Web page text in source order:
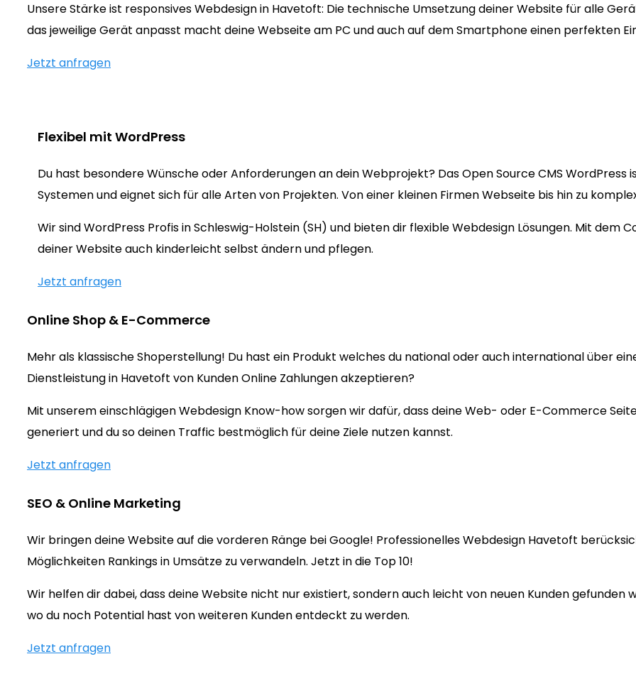
Unsere Stärke ist responsives Webdesign in Havetoft: Die technische Umsetzung deiner Website für alle
das jeweilige Gerät anpasst macht deine Webseite am PC und auch auf dem Smartphone einen perfekten
Jetzt anfragen
Flexibel mit WordPress
Du hast besondere Wünsche oder Anforderungen an dein Webprojekt? Das Open Source CMS
Systemen und eignet sich für alle Arten von Projekten. Von einer kleinen Firmen Webseite bis hin zu
Wir sind WordPress Profis in Schleswig-Holstein (SH) und bieten dir flexible Webdesign Lösungen. Mit
deiner Website auch kinderleicht selbst ändern und pflegen.
Jetzt anfragen
Online Shop & E-Commerce
Mehr als klassische Shoperstellung! Du hast ein Produkt welches du national oder auch international über
Dienstleistung in Havetoft von Kunden Online Zahlungen akzeptieren?
Mit unserem einschlägigen Webdesign Know-how sorgen wir dafür, dass deine Web- oder E-Commerce
generiert und du so deinen Traffic bestmöglich für deine Ziele nutzen kannst.
Jetzt anfragen
SEO & Online Marketing
Wir bringen deine Website auf die vorderen Ränge bei Google! Professionelles Webdesign Havetoft
Möglichkeiten Rankings in Umsätze zu verwandeln. Jetzt in die Top 10!
Wir helfen dir dabei, dass deine Website nicht nur existiert, sondern auch leicht von neuen Kunden
wo du noch Potential hast von weiteren Kunden entdeckt zu werden.
Jetzt anfragen